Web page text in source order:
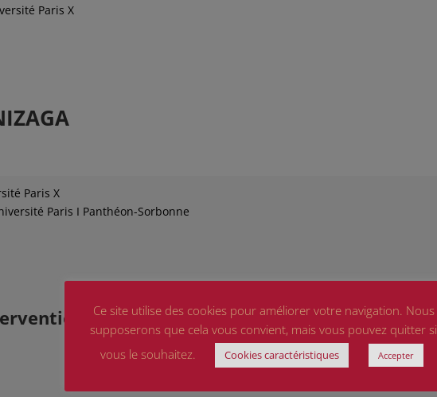
Paris X
Paris X
Paris I Panthéon-Sorbonne
du Cabinet sont notamment :
Ce site utilise des cookies pour améliorer votre navigation. Nous
supposerons que cela vous convient, mais vous pouvez quitter si
vous le souhaitez.
Cookies caractéristiques Accepter